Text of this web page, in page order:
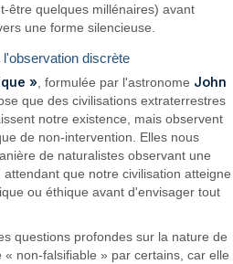
être quelques millénaires) avant
une forme silencieuse.
discrète
» , formulée par l'astronome John
que des civilisations extraterrestres
notre existence, mais observent
de non‑intervention. Elles nous
de naturalistes observant une
que notre civilisation atteigne
ou éthique avant d'envisager tout
questions profondes sur la nature de
non-falsifiable » par certains, car elle